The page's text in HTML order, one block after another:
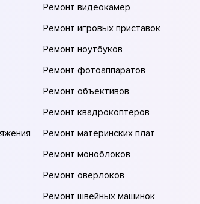
Ремонт видеокамер
Ремонт игровых приставок
Ремонт ноутбуков
Ремонт фотоаппаратов
Ремонт объективов
Ремонт квадрокоптеров
Ремонт материнских плат
Ремонт моноблоков
Ремонт оверлоков
Ремонт швейных машинок